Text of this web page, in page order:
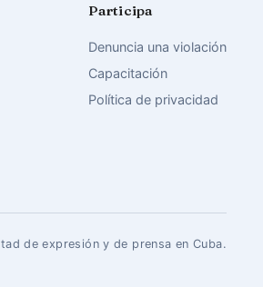
Participa
Denuncia una violación
Capacitación
Política de privacidad
de expresión y de prensa en Cuba.